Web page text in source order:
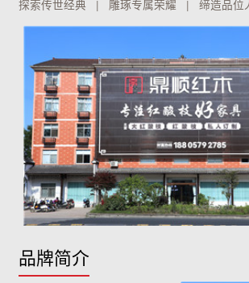
探索传世经典 | 雕琢专属荣耀 | 缔造品位
品牌简介